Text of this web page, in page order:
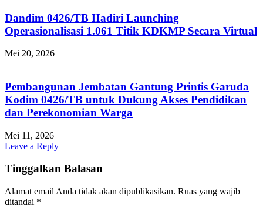
Dandim 0426/TB Hadiri Launching
Operasionalisasi 1.061 Titik KDKMP Secara Virtual
Mei 20, 2026
Pembangunan Jembatan Gantung Printis Garuda
Kodim 0426/TB untuk Dukung Akses Pendidikan
dan Perekonomian Warga
Mei 11, 2026
Leave a Reply
Tinggalkan Balasan
Alamat email Anda tidak akan dipublikasikan. Ruas yang wajib
ditandai *